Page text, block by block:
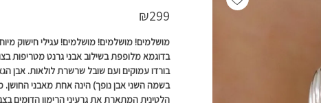
₪299
בדוגמא מלופפת בשילוב אבני גרנט מטריפות
בורדו עמוקים ועם שובל שרשרת לולאות. אבן ה
בשמה השני אבן נופך) הינה אחת מאבני
הלטינית המתארת את גרעיני הרימון הדומים